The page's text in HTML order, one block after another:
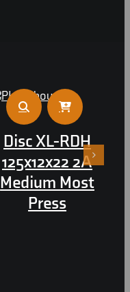
Disc XL-RDH
125x12x22 2A
Medium Most
Press